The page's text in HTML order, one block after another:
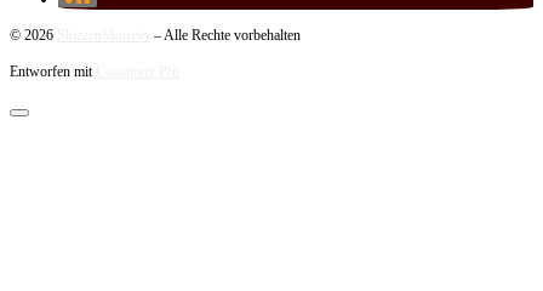
© 2026 – Alle Rechte vorbehalten
Entworfen mit